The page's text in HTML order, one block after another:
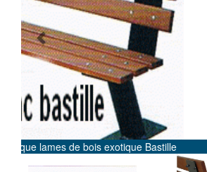
Détail piétement
Previous